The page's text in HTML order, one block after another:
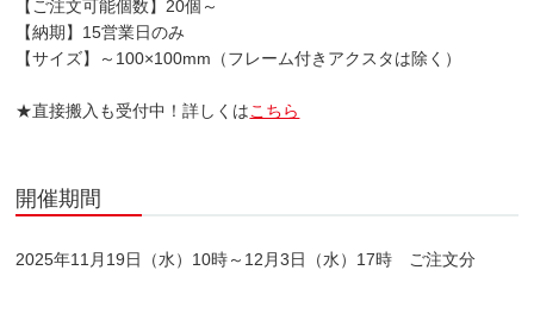
【ご注文可能個数】20個～
【納期】15営業日のみ
【サイズ】～100×100mm（フレーム付きアクスタは除く）
★直接搬入も受付中！詳しくはこちら
開催期間
2025年11月19日（水）10時～12月3日（水）17時 ご注文分